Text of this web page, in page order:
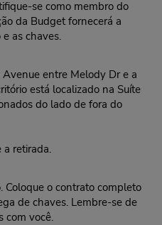
se como membro do
da Budget fornecerá a
as chaves.
entre Melody Dr e a
está localizado na Suíte
do lado de fora do
a retirada.
Coloque o contrato completo
de chaves. Lembre-se de
com você.